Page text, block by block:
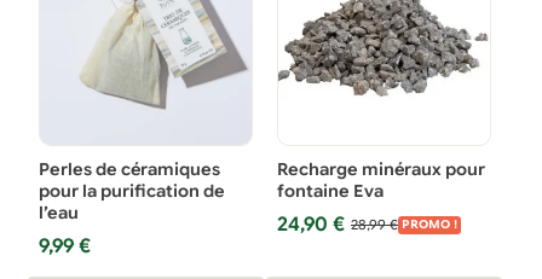
Perles de céramiques
pour la purification de
l’eau
9,99€
Recharge minéraux pour
fontaine Eva
28,99€
Le
24,90 €
Le
PROMO !